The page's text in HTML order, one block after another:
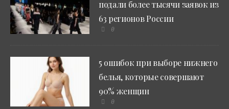
подали более тысячи заявок из
63 регионов России
0
5 ошибок при выборе нижнего
белья, которые совершают
90% женщин
0